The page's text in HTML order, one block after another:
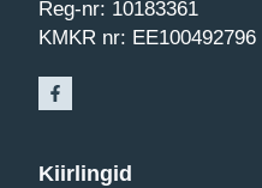
Reg-nr: 10183361
KMKR nr: EE100492796
Kiirlingid